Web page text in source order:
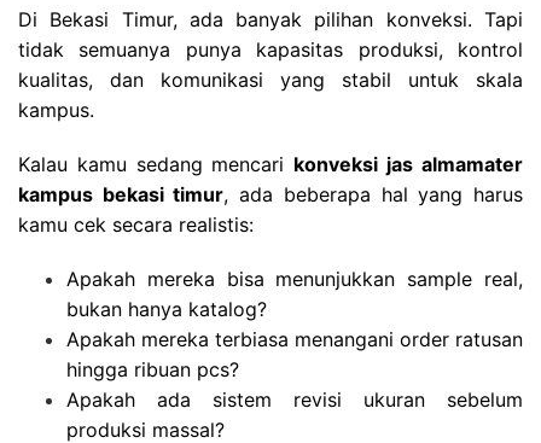
Di Bekasi Timur, ada banyak pilihan konveksi. Tapi
tidak semuanya punya kapasitas produksi, kontrol
kualitas, dan komunikasi yang stabil untuk skala
kampus.
Kalau kamu sedang mencari konveksi jas almamater
kampus bekasi timur, ada beberapa hal yang harus
kamu cek secara realistis:
Apakah mereka bisa menunjukkan sample real,
bukan hanya katalog?
Apakah mereka terbiasa menangani order ratusan
hingga ribuan pcs?
Apakah ada sistem revisi ukuran sebelum
produksi massal?